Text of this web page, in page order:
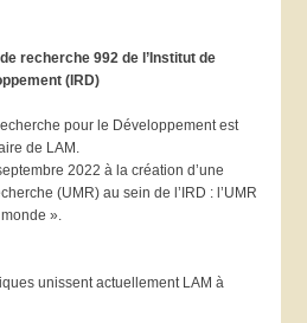
recherche 992 de l’Institut de
(IRD)
pour le Développement est
de LAM.
2022 à la création d’une
(UMR) au sein de l’IRD : l’UMR
».
unissent actuellement LAM à